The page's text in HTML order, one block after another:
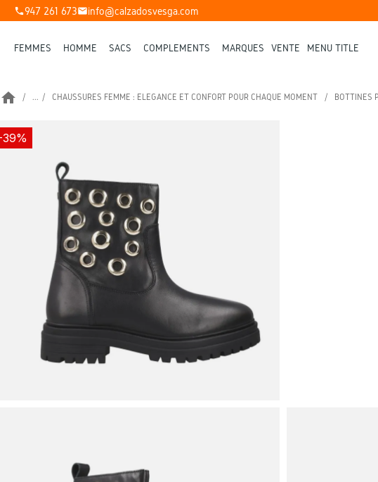
phone947 261 673mailinfo@calzadosvesga.com
FEMMES HOMME SACS COMPLÉMENTS MARQUES VENTE MENU TITLE
home ... CHAUSSURES FEMME : ÉLÉGANCE ET CONFORT POUR CHAQUE MOMENT BOTTINES